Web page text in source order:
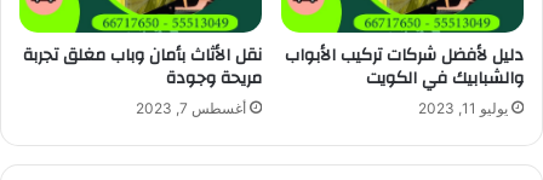
دليل لأفضل شركات تركيب الأبواب
والشبابيك في الكويت
يوليو 11, 2023
نقل الأثاث بأمان وباب مغلق تجربة
مريحة وجودة
أغسطس 7, 2023